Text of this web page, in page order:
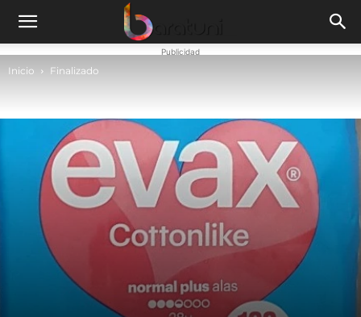
Publicidad
Inicio Finalizado